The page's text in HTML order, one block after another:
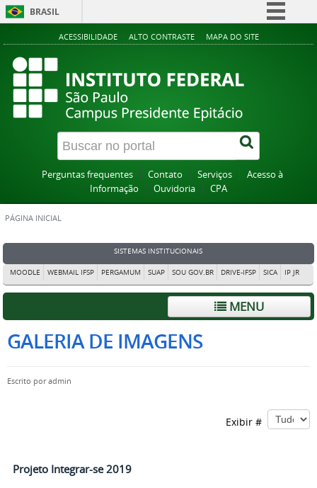
BRASIL
Simplifique!
Participe
Legislação
ACESSIBILIDADE ALTO CONTRASTE MAPA DO SITE
Perguntas frequentes Contato Serviços
Acesso à
Informação
Ouvidoria CPA
PÁGINA INICIAL
SISTEMAS INSTITUCIONAIS
MOODLE WEBMAIL IFSP PERGAMUM SUAP SOU GOV.BR DRIVE-IFSP SICA IP JR
MENU
GALERIA DE IMAGENS
Escrito poradmin
Exibir #
Projeto Integrar-se 2019